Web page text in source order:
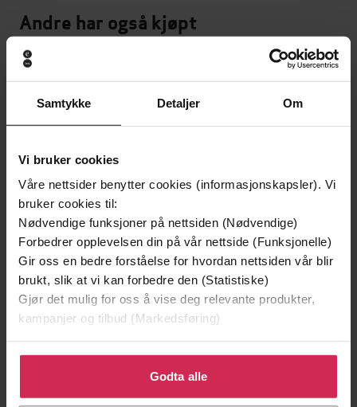
Samtykke Detaljer Om
Vi bruker cookies
Våre nettsider benytter cookies (informasjonskapsler). Vi
bruker cookies til:
Nødvendige funksjoner på nettsiden (Nødvendige)
Forbedrer opplevelsen din på vår nettside (Funksjonelle)
Gir oss en bedre forståelse for hvordan nettsiden vår blir
brukt, slik at vi kan forbedre den (Statistiske)
Gjør det mulig for oss å vise deg relevante produkter,
kampanjer og tilbud (Markedsføring)
Klikk på «Godta alle» for å gi oss ditt samtykke til å
bruke cookies for alle disse formålene. Du kan også
tilpasse ditt samtykke til spesifikke formål ved å klikke
Godta alle
Andre har også kjøpt
229,-
Heksen
Camilla Läckberg
Jussi Adler-Olsen